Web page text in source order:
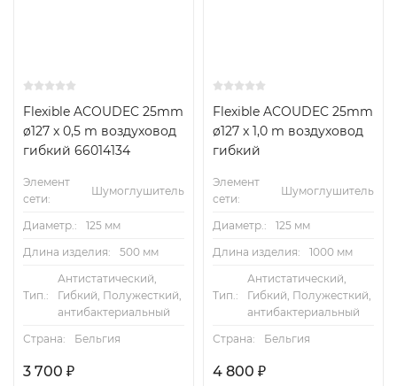
Flexible ACOUDEC 25mm
ø127 x 0,5 m воздуховод
гибкий 66014134
Элемент
сети:
Шумоглушитель
Диаметр.:
125 мм
Длина изделия:
500 мм
Тип.:
Антистатический,
Гибкий, Полужесткий,
антибактериальный
Страна:
Бельгия
3 700 ₽
Flexible ACOUDEC 25mm
ø127 x 1,0 m воздуховод
гибкий
Элемент
сети:
Шумоглушитель
Диаметр.:
125 мм
Длина изделия:
1000 мм
Тип.:
Антистатический,
Гибкий, Полужесткий,
антибактериальный
Страна:
Бельгия
4 800 ₽